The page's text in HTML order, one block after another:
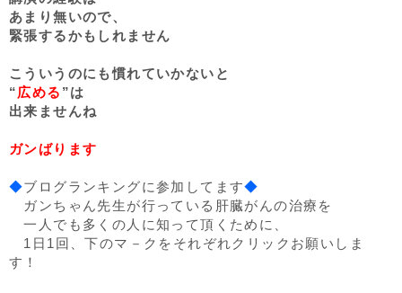
あまり無いので、
緊張するかもしれません
こういうのにも慣れていかないと
“広める ”は
出来ませんね
ガンばります
◆ブログランキングに参加してます◆
ガンちゃん先生が行っている肝臓がんの治療を
一人でも多くの人に知って頂くために、
1日1回、下のマ－クをそれぞれクリックお願いしま
す！